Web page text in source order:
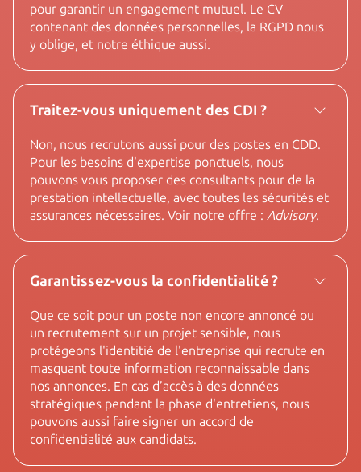
pour garantir un engagement mutuel. Le CV
contenant des données personnelles, la RGPD nous
y oblige, et notre éthique aussi.
Traitez-vous uniquement des CDI ?
Non, nous recrutons aussi pour des postes en CDD.
Pour les besoins d'expertise ponctuels, nous
pouvons vous proposer des consultants pour de la
prestation intellectuelle, avec toutes les sécurités et
assurances nécessaires. Voir notre offre : Advisory.
Garantissez-vous la confidentialité ?
Que ce soit pour un poste non encore annoncé ou
un recrutement sur un projet sensible, nous
protégeons l'identitié de l'entreprise qui recrute en
masquant toute information reconnaissable dans
nos annonces. En cas d’accès à des données
stratégiques pendant la phase d'entretiens, nous
pouvons aussi faire signer un accord de
confidentialité aux candidats.